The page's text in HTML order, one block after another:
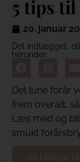
5 tips
20. januar
Del indlægget,
herunder.
Det lune forår
frem overalt,
Læs med og
smukt